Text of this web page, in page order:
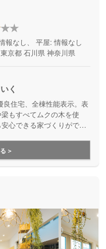
報なし、 平屋: 情報なし
東京都 石川県 神奈川県
く
良住宅、全棟性能表示。表
もすべてムクの木を使
心できる家づくりができ
＞